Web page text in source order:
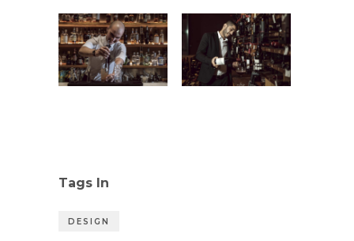
Tags In
DESIGN